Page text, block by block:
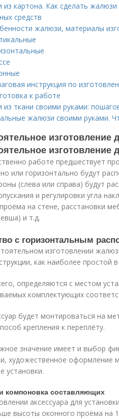
картона. Как сделать
средств
жалюзи, материалы
инструкция по
к работе
из ткани своими руками:
жалюзи своими руками.
работе предшествует
или горизонтально будут
(слева или справа) будут
и регулировки угла
на стене, расстановки
и т.д.
с горизонтальным
изготовлении
как наиболее простой
определяются с местом
комплектующих
будет монтироваться на
крепления к переплёту.
значение имеет и выбор
художественное оформление
установки.
компоновка составляющих
аксессуара для
высоты оконного проёма на